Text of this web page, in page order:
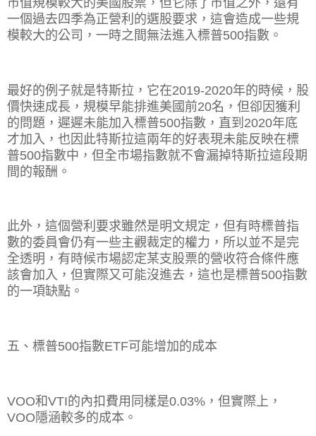
一個過去四季為正營利的選股要求，這會造成一些規
模較大的公司，一時之間無法進入標普500指數。
最好的例子就是特斯拉，它在2019-2020年的時候，股
價快速成長，規模早能排進美國前20名，但卻因獲利
的問題，遲遲未能加入標普500指數，直到 2020年底
才加入，也因此特斯拉這兩年的好表現未能反映在標
普500指數中，但全市場指數就不會漏掉特斯拉這段期
間的報酬。
此外，這個營利要求雖然是明文規定，但有時標普指
數的委員會仍有一些主觀裁定的權力，所以並不是完
全透明，有時候市場認定某支股票的營收符合條件應
該會加入，但實際又可能沒進去，這也是標普500指數
的一項缺點。
五、標普500指數ETF可能增加的成本
VOO和VTI的內扣費用同樣是0.03% ，但實際上，
VOO 隱涵較多的成本。